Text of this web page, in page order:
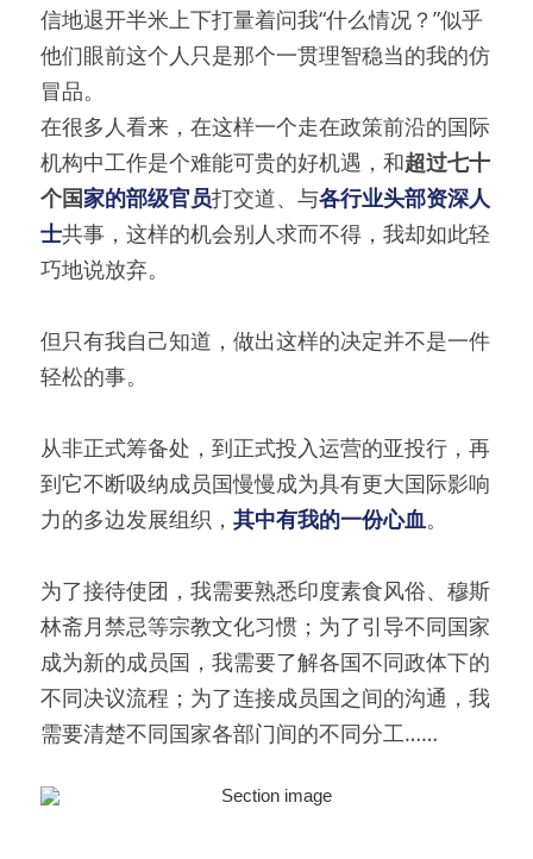
信地退开半米上下打量着问我“什么情况？”似乎
他们眼前这个人只是那个一贯理智稳当的我的仿
冒品。
在很多人看来，在这样一个走在政策前沿的国际
机构中工作是个难能可贵的好机遇，和超过七十
个国家的部级官员打交道、与各行业头部资深人
士共事，这样的机会别人求而不得，我却如此轻
巧地说放弃。
但只有我自己知道，做出这样的决定并不是一件
轻松的事。
从非正式筹备处，到正式投入运营的亚投行，再
到它不断吸纳成员国慢慢成为具有更大国际影响
力的多边发展组织， 其中有我的一份心血。
为了接待使团，我需要熟悉印度素食风俗、穆斯
林斋月禁忌等宗教文化习惯；为了引导不同国家
成为新的成员国，我需要了解各国不同政体下的
不同决议流程；为了连接成员国之间的沟通，我
需要清楚不同国家各部门间的不同分工……